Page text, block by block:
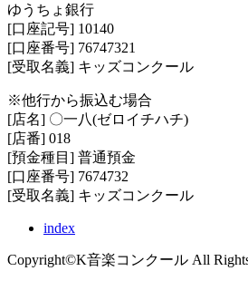
ゆうちょ銀行
[口座記号] 10140
[口座番号] 76747321
[受取名義] キッズコンクール
※他行から振込む場合
[店名] 〇一八(ゼロイチハチ)
[店番] 018
[預金種目] 普通預金
[口座番号] 7674732
[受取名義] キッズコンクール
index
Copyright©K音楽コンクール All Rights